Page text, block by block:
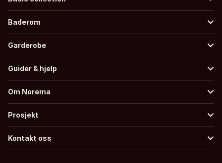
Baderom
Garderobe
Guider & hjelp
Om Norema
Prosjekt
Kontakt oss